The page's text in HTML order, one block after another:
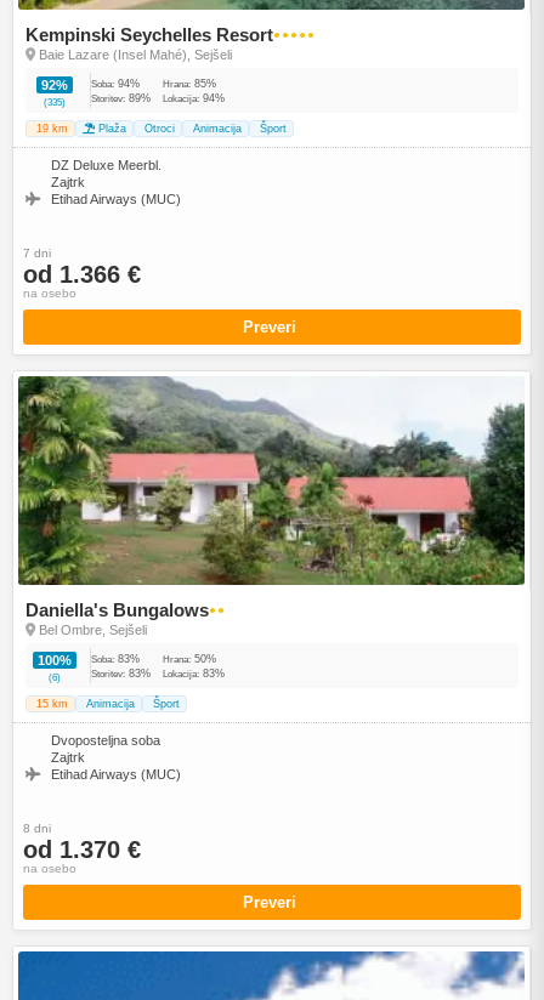
Kempinski Seychelles Resort●●●●●
Baie Lazare (Insel Mahé), Sejšeli
92%
(335)
Soba: 94% Hrana: 85%
Storitev: 89% Lokacija: 94%
19 km Plaža Otroci Animacija Šport
DZ Deluxe Meerbl.
Zajtrk
Etihad Airways (MUC)
7 dni
od 1.366 €
na osebo
Preveri
Daniella's Bungalows●●
Bel Ombre, Sejšeli
100%
(6)
Soba: 83% Hrana: 50%
Storitev: 83% Lokacija: 83%
15 km Animacija Šport
Dvoposteljna soba
Zajtrk
Etihad Airways (MUC)
8 dni
od 1.370 €
na osebo
Preveri